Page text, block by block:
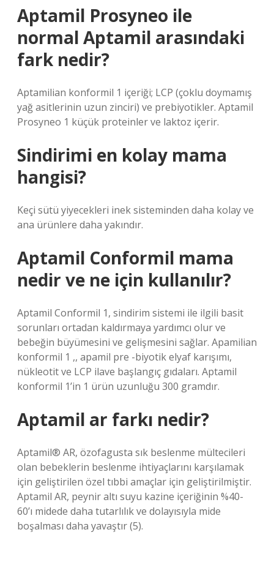
Aptamil Prosyneo ile
normal Aptamil arasındaki
fark nedir?
Aptamilian konformil 1 içeriği; LCP (çoklu doymamış
yağ asitlerinin uzun zinciri) ve prebiyotikler. Aptamil
Prosyneo 1 küçük proteinler ve laktoz içerir.
Sindirimi en kolay mama
hangisi?
Keçi sütü yiyecekleri inek sisteminden daha kolay ve
ana ürünlere daha yakındır.
Aptamil Conformil mama
nedir ve ne için kullanılır?
Aptamil Conformil 1, sindirim sistemi ile ilgili basit
sorunları ortadan kaldırmaya yardımcı olur ve
bebeğin büyümesini ve gelişmesini sağlar. Apamilian
konformil 1 ,, apamil pre -biyotik elyaf karışımı,
nükleotit ve LCP ilave başlangıç ​​gıdaları. Aptamil
konformil 1’in 1 ürün uzunluğu 300 gramdır.
Aptamil ar farkı nedir?
Aptamil® AR, özofagusta sık beslenme mültecileri
olan bebeklerin beslenme ihtiyaçlarını karşılamak
için geliştirilen özel tıbbi amaçlar için geliştirilmiştir.
Aptamil AR, peynir altı suyu kazine içeriğinin %40-
60’ı midede daha tutarlılık ve dolayısıyla mide
boşalması daha yavaştır (5).